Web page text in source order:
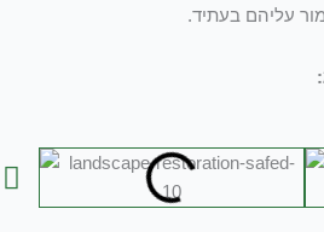
עליהם בעתיד.